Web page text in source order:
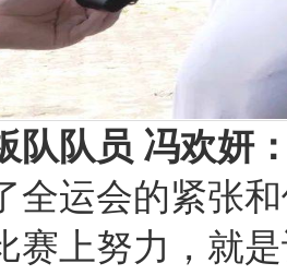
队队员 冯欢妍
全运会的紧张
赛上努力，就